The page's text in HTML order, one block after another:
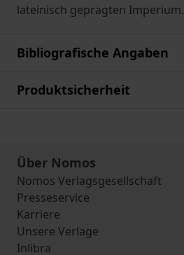
lateinisch geprägten Imperium.
Bibliografische Angaben
Produktsicherheit
Über Nomos
Nomos Verlagsgesellschaft
Presseservice
Karriere
Unsere Verlage
Inlibra